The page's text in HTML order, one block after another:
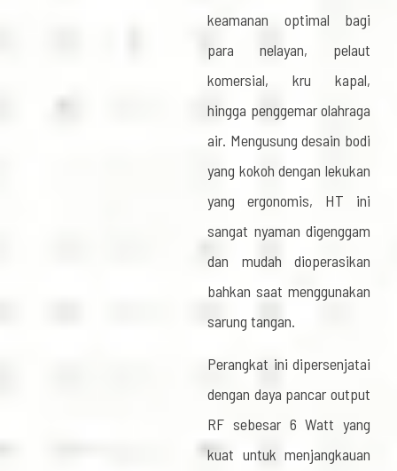
keamanan optimal bagi
para nelayan, pelaut
komersial, kru kapal,
hingga penggemar olahraga
air. Mengusung desain bodi
yang kokoh dengan lekukan
yang ergonomis, HT ini
sangat nyaman digenggam
dan mudah dioperasikan
bahkan saat menggunakan
sarung tangan.
Perangkat ini dipersenjatai
dengan daya pancar output
RF sebesar 6 Watt yang
kuat untuk menjangkauan